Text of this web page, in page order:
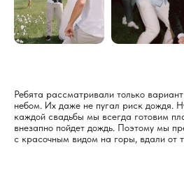
Ребята рассматривали только
небом. Их даже не пугал риск дождя.
каждой свадьбы мы всегда готовим
внезапно пойдет дождь. Поэтому мы
с красочным видом на горы, вдали от